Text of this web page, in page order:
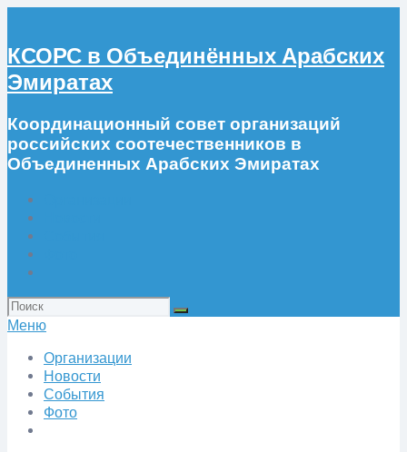
КСОРС в Объединённых Арабских
Эмиратах
Координационный совет организаций
российских соотечественников в
Объединенных Арабских Эмиратах
Искать:
Меню
Организации
Новости
События
Фото